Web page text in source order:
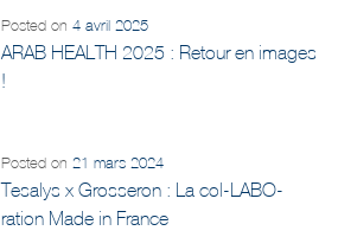
Posted on4 avril 2025
ARAB HEALTH 2025 : Retour en images
!
Posted on21 mars 2024
Tesalys x Grosseron : La col-LABO-
ration Made in France